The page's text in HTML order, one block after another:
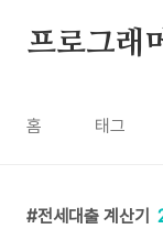
프로그래
홈 태그
전세대출 계산기